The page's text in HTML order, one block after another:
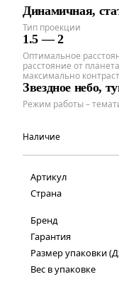
Динамичная,
Тип проекции
1.5 — 2
Оптимальное
расстояние от
максимально
Звездное небо,
Режим работы –
Наличие
Артикул
Страна
Бренд
Гарантия
Размер упаковки
Вес в упаковке